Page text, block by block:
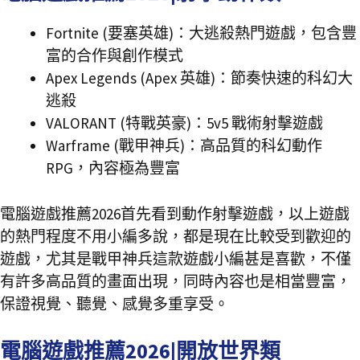
Fortnite (要塞英雄)：大逃殺熱門遊戲，包含豐
富的合作與創作模式
Apex Legends (Apex 英雄)：節奏快速的科幻大
逃殺
VALORANT (特戰英豪)：5v5 戰術射擊遊戲
Warframe (戰甲神兵)：高品質的科幻動作
RPG，內容極為豐富
電腦遊戲推薦2026首先看到動作射擊遊戲，以上遊戲
的熱門程度不用小編多說，都是現在比較受到歡迎的
遊戲，尤其是戰甲神兵這款遊戲小編甚是喜歡，不僅
有許多高品質的畫面出現，同時內容也是相當豐富，
保證視覺、聽覺、感覺多重享受。
電腦遊戲推薦2026|開放世界類